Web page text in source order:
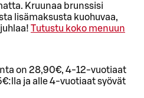
Kruunaa brunssisi
lisämaksusta kuohuvaa,
Tutustu koko menuun
on 28,90€, 4-12-vuotiaat
ja alle 4-vuotiaat syövät